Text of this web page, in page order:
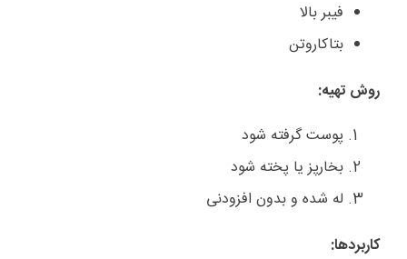
فیبر بالا
بتاکاروتن
روش تهیه:
پوست گرفته شود
بخارپز یا پخته شود
له شده و بدون افزودنی
کاربردها: